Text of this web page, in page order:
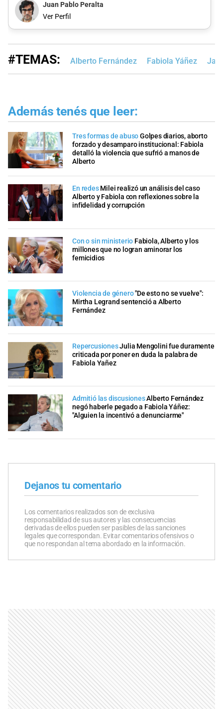
Juan Pablo Peralta
Ver Perfil
#TEMAS: Alberto Fernández Fabiola Yáñez
Además tenés que leer:
Tres formas de abusoGolpes diarios, aborto
forzado y desamparo institucional: Fabiola
detalló la violencia que sufrió a manos de
Alberto
En redes Milei realizó un análisis del caso
Alberto y Fabiola con reflexiones sobre la
infidelidad y corrupción
Con o sin ministerio Fabiola, Alberto y los
millones que no logran aminorar los
femicidios
Violencia de género"De esto no se vuelve":
Mirtha Legrand sentenció a Alberto
Fernández
RepercusionesJulia Mengolini fue duramente
criticada por poner en duda la palabra de
Fabiola Yañez
Admitió las discusionesAlberto Fernández
negó haberle pegado a Fabiola Yáñez:
"Alguien la incentivó a denunciarme"
Dejanos tu comentario
Los comentarios realizados son de exclusiva
responsabilidad de sus autores y las consecuencias
derivadas de ellos pueden ser pasibles de las sanciones
legales que correspondan. Evitar comentarios ofensivos o
que no respondan al tema abordado en la información.